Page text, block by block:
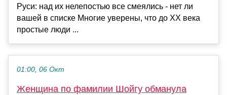
Руси: над их нелепостью все смеялись - нет ли
вашей в списке Многие уверены, что до XX века
простые люди ...
01:00, 06 Окт
Женщина по фамилии Шойгу обманула